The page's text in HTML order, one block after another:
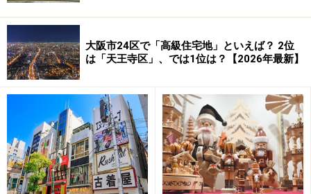
大阪市24区で「高級住宅地」といえば？ 2位
は「天王寺区」、では1位は？【2026年最新】